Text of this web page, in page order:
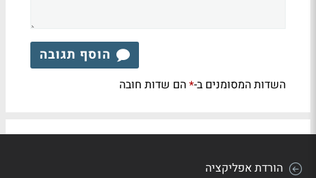
הוסף תגובה
השדות המסומנים ב-*הם שדות חובה
הורדת אפליקציה